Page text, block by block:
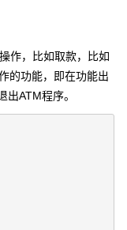
作，比如取款，比如
的功能，即在功能出
ATM程序。